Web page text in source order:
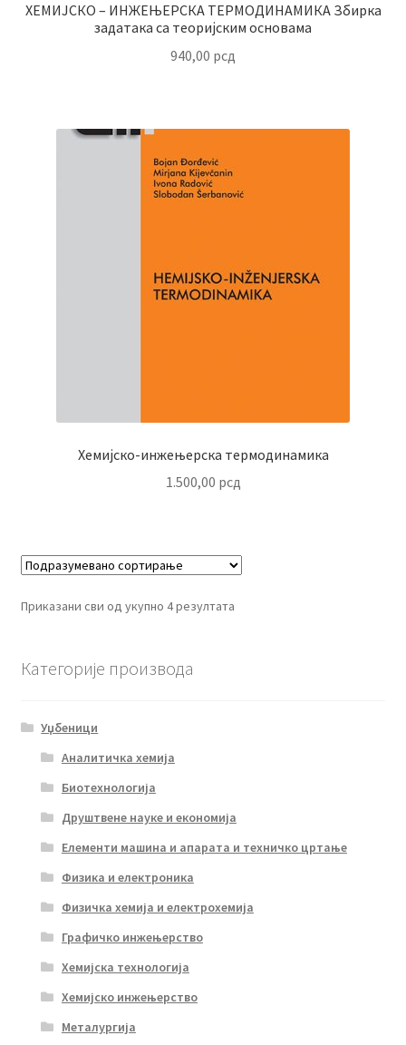
ХЕМИЈСКО – ИНЖЕЊЕРСКА ТЕРМОДИНАМИКА Збирка
задатака са теоријским основама
940,00 рсд
Хемијско-инжењерска термодинамика
1.500,00 рсд
Приказани сви од укупно 4 резултата
Категорије производа
Уџбеници
Аналитичка хемија
Биотехнологија
Друштвене науке и економија
Елементи машина и апарата и техничко цртање
Физика и електроника
Физичка хемија и електрохемија
Графичко инжењерство
Хемијска технологија
Хемијско инжењерство
Металургија